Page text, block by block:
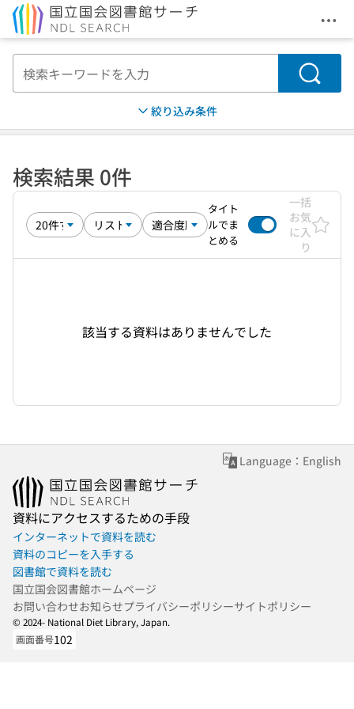
メ
検索
絞り込み条件
検索結果 0件
タイト
ルでま
とめる
一括
お気
に入
り
該当する資料はありませんでした
Language：English
資料にアクセスするための手段
インターネットで資料を読む
資料のコピーを入手する
図書館で資料を読む
国立国会図書館ホームページ
お問い合わせお知らせプライバシーポリシーサイトポリシー
© 2024- National Diet Library, Japan.
画面番号102